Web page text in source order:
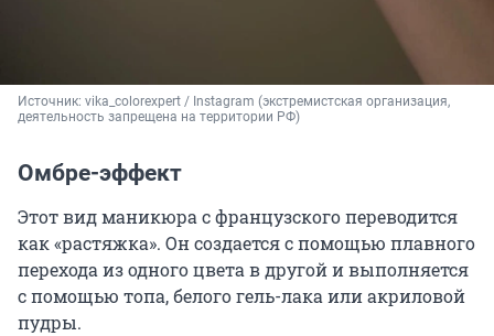
Источник: vika_colorexpert / Instagram (экстремистская организация,
деятельность запрещена на территории РФ)
Омбре-эффект
Этот вид маникюра с французского переводится
как «растяжка». Он создается с помощью плавного
перехода из одного цвета в другой и выполняется
с помощью топа, белого гель-лака или акриловой
пудры.